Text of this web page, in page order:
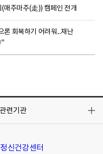
매주마주(走)) 캠페인 전개
론 회복하기 어려워...재난
"
관련기관